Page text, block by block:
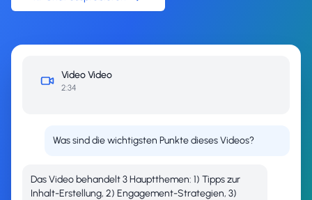
VideoVideo
2:34
Was sind die wichtigsten Punkte dieses Videos?
Das Video behandelt 3 Hauptthemen: 1) Tipps zur
Inhalt-Erstellung, 2) Engagement-Strategien, 3)